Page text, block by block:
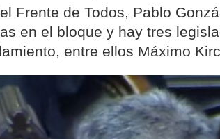
Frente de Todos, Pablo
en el bloque y hay tres
entre ellos Máximo